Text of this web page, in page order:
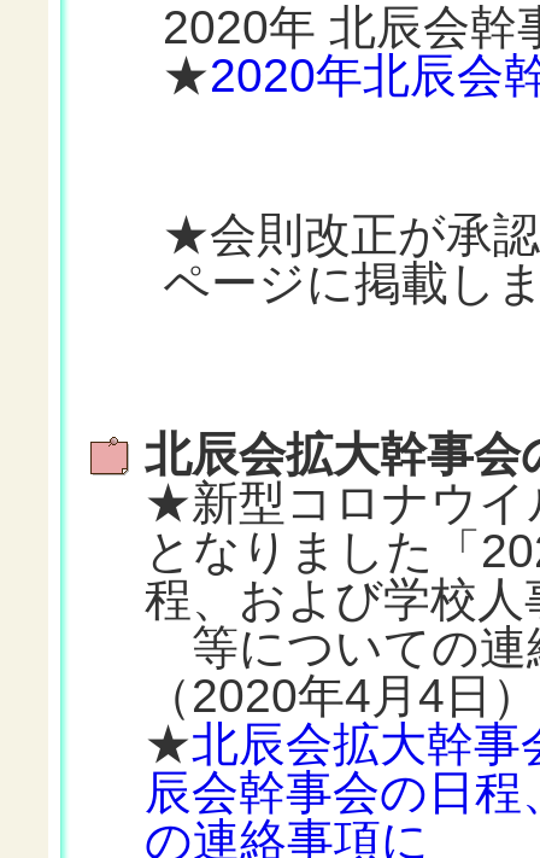
2020年 北辰会幹
★2020年北辰会
★会則改正が承
ページに掲載し
北辰会拡大幹事会
★新型コロナウイ
となりました「
程、および学校人
等についての連
（2020年4月4日）
★北辰会拡大幹
辰会幹事会の日
の連絡事項に